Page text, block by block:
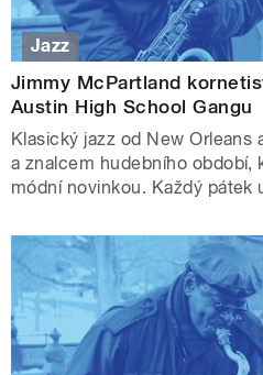
Jazz
Jimmy McPartland
Austin High School Gangu
Klasický jazz od New
a znalcem hudebního období,
módní novinkou. Každý pátek